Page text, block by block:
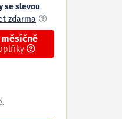
se slevou
zdarma
měsíčně